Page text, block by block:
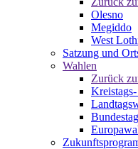
Olesno
Megiddo
West
Satzung und
Wahlen
Zurück